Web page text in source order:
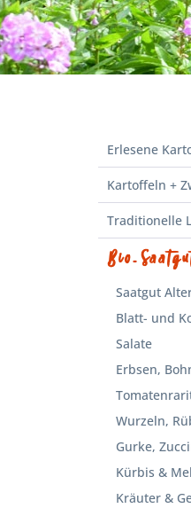
Erlesene
Kartoffeln +
Traditionelle
Bio-
Saatgut
Blatt- und
Salate
Erbsen,
Wurzeln,
Gurke,
Kürbis &
Kräuter &